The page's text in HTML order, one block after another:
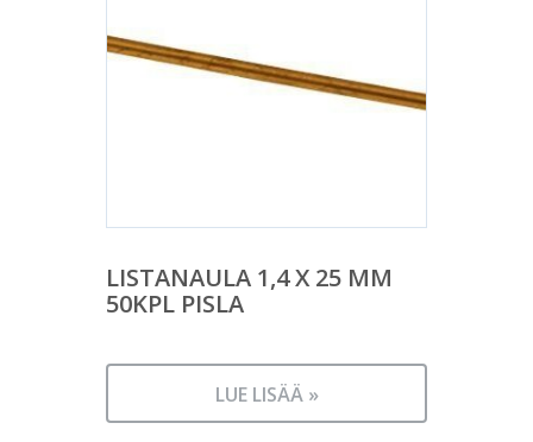
LISTANAULA 1,4 X 25 MM
50KPL PISLA
LUE LISÄÄ »